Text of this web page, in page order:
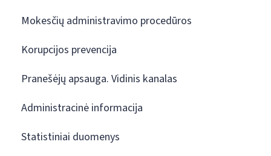
Mokesčių administravimo procedūros
Korupcijos prevencija
Pranešėjų apsauga. Vidinis kanalas
Administracinė informacija
Statistiniai duomenys